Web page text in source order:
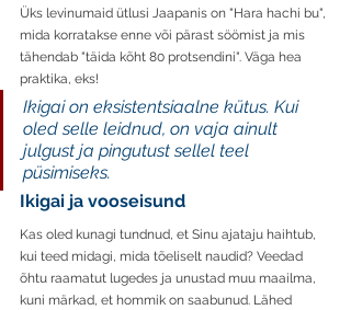
Üks levinumaid ütlusi Jaapanis on "Hara hachi bu",
mida korratakse enne või pärast söömist ja mis
tähendab "täida kõht 80 protsendini". Väga hea
praktika, eks!
Ikigai on eksistentsiaalne kütus. Kui
oled selle leidnud, on vaja ainult
julgust ja pingutust sellel teel
püsimiseks.
Ikigai ja vooseisund
Kas oled kunagi tundnud, et Sinu ajataju haihtub,
kui teed midagi, mida tõeliselt naudid? Veedad
õhtu raamatut lugedes ja unustad muu maailma,
kuni märkad, et hommik on saabunud. Lähed